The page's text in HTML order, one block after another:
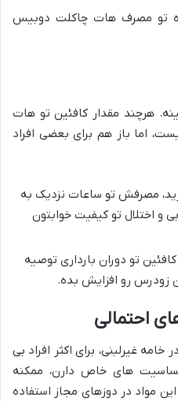
تو مصرف هات چاکلت دوبیس
هرچند مقدار کافئین تو هات
اما باز هم برای بعضی افراد
مصرفش تو ساعات نزدیک به
و اختلال تو کیفیت خوابتون
تو دوران بارداری توصیه
زودرس رو افزایش بده.
احتمالی
غیرلبنی، برای اکثر افراد بی
های خاص دارن، ممکنه
مواد در دوزهای مجاز استفاده